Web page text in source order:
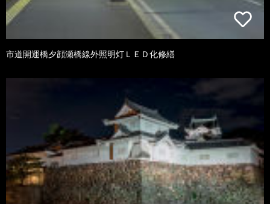
市道開運橋夕顔瀬橋線外照明灯ＬＥＤ化修繕